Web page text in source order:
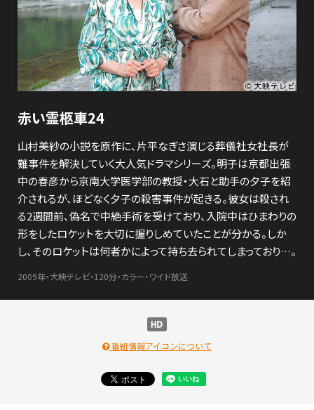
赤い霊柩車24
山村美紗の小説を原作に、片平なぎさ演じる葬儀社女社長が
難事件を解決していく大人気ドラマシリーズ。明子は京都出張
中の春彦から京南大学医学部の教授・大石と助手の夕子を紹
介されるが、ほどなく夕子の殺害事件が起きる。彼女は殺され
る2週間前、偽名で中絶手術を受けており、入院中はひまわりの
形をしたロケットを大切に握りしめていたことが分かる。しか
し、そのロケットは何者かによって持ち去られてしまっており…。
2009年・大映テレビ・120分・カラー・ワイド放送
番組情報アイコンについて